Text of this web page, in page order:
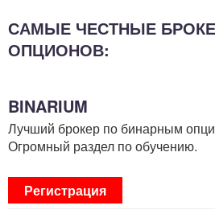
САМЫЕ ЧЕСТНЫЕ
ОПЦИОНОВ:
BINARIUM
Лучший брокер по бинарным
Огромный раздел по обучению.
Регистрация